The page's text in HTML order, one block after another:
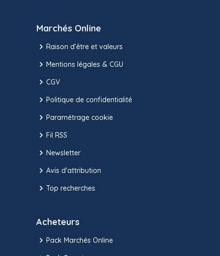
Marchés Online
Raison d’être et valeurs
Mentions légales & CGU
CGV
Politique de confidentialité
Paramétrage cookie
Fil RSS
Newsletter
Avis d'attribution
Top recherches
Acheteurs
Pack Marchés Online